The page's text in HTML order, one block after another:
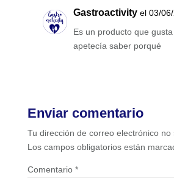
Gastroactivity el 03/
Es un producto que
apetecía saber porqué
Enviar comentario
Tu dirección de correo electrónico no
Los campos obligatorios están
Comentario *